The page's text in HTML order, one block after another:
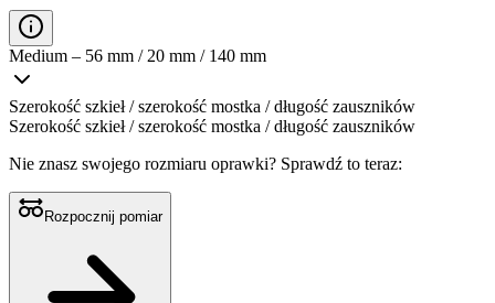
Medium – 56 mm / 20 mm / 140 mm
Szerokość szkieł / szerokość mostka / długość zauszników
Szerokość szkieł / szerokość mostka / długość zauszników
Nie znasz swojego rozmiaru oprawki? Sprawdź to teraz:
Rozpocznij pomiar